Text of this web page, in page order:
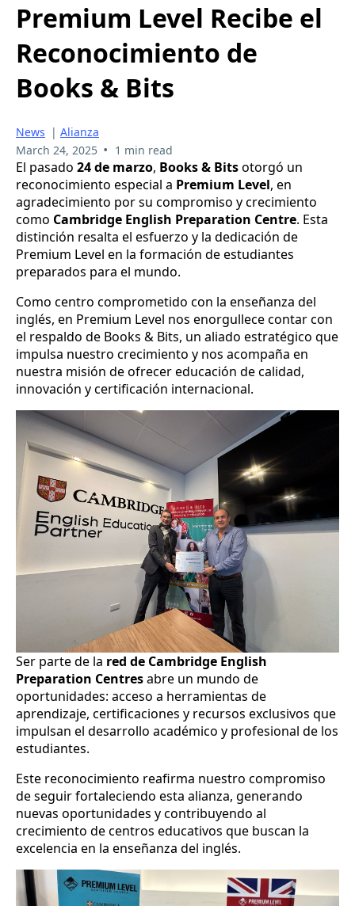
Premium Level Recibe el
Reconocimiento de
Books & Bits
News | Alianza
March 24, 2025 • 1 min read
El pasado 24 de marzo, Books & Bitsotorgó un
reconocimiento especial a Premium Level, en
agradecimiento por su compromiso y crecimiento
como Cambridge English Preparation Centre. Esta
distinción resalta el esfuerzo y la dedicación de
Premium Level en la formación de estudiantes
preparados para el mundo.
Como centro comprometido con la enseñanza del
inglés, en Premium Level nos enorgullece contar con
el respaldo de Books & Bits, un aliado estratégico que
impulsa nuestro crecimiento y nos acompaña en
nuestra misión de ofrecer educación de calidad,
innovación y certificación internacional.
Ser parte de la red de Cambridge English
Preparation Centresabre un mundo de
oportunidades: acceso a herramientas de
aprendizaje, certificaciones y recursos exclusivos que
impulsan el desarrollo académico y profesional de los
estudiantes.
Este reconocimiento reafirma nuestro compromiso
de seguir fortaleciendo esta alianza, generando
nuevas oportunidades y contribuyendo al
crecimiento de centros educativos que buscan la
excelencia en la enseñanza del inglés.